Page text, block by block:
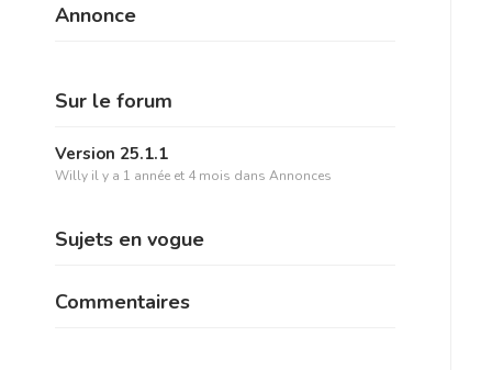
Annonce
Sur le forum
Version 25.1.1
Willy il y a 1 année et 4 mois dans Annonces
Sujets en vogue
Commentaires